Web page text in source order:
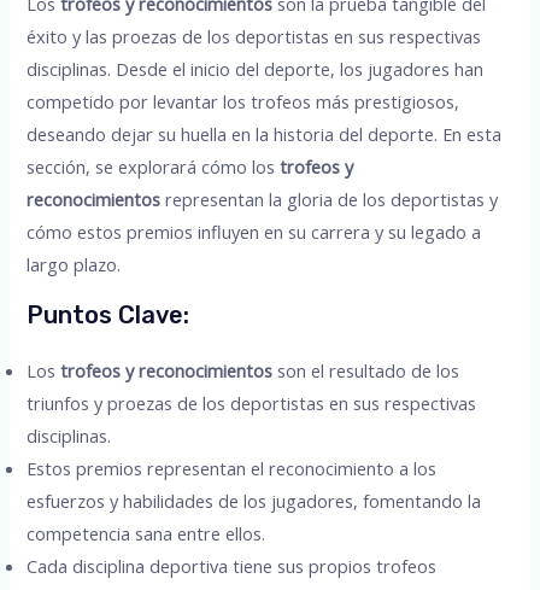
éxito y las proezas de los deportistas en sus respectivas
disciplinas. Desde el inicio del deporte, los jugadores han
competido por levantar los trofeos más prestigiosos,
deseando dejar su huella en la historia del deporte. En esta
sección, se explorará cómo lostrofeos y
reconocimientos representan la gloria de los deportistas y
cómo estos premios influyen en su carrera y su legado a
largo plazo.
Puntos Clave:
Lostrofeos y reconocimientos son el resultado de los
triunfos y proezas de los deportistas en sus respectivas
disciplinas.
Estos premios representan el reconocimiento a los
esfuerzos y habilidades de los jugadores, fomentando la
competencia sana entre ellos.
Cada disciplina deportiva tiene sus propios trofeos